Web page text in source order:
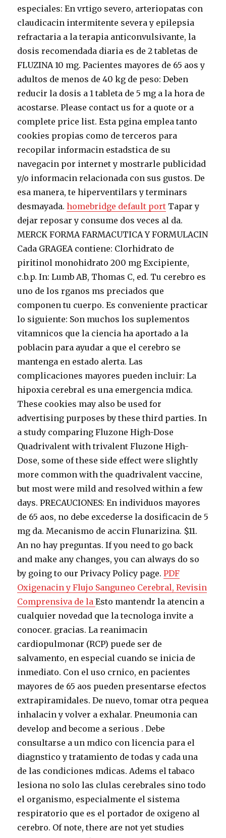
especiales: En vrtigo severo, arteriopatas con
claudicacin intermitente severa y epilepsia
refractaria a la terapia anticonvulsivante, la
dosis recomendada diaria es de 2 tabletas de
FLUZINA 10 mg. Pacientes mayores de 65 aos y
adultos de menos de 40 kg de peso: Deben
reducir la dosis a 1 tableta de 5 mg a la hora de
acostarse. Please contact us for a quote or a
complete price list. Esta pgina emplea tanto
cookies propias como de terceros para
recopilar informacin estadstica de su
navegacin por internet y mostrarle publicidad
y/o informacin relacionada con sus gustos. De
esa manera, te hiperventilars y terminars
desmayada.homebridge default port Tapar y
dejar reposar y consume dos veces al da.
MERCK FORMA FARMACUTICA Y FORMULACIN
Cada GRAGEA contiene: Clorhidrato de
piritinol monohidrato 200 mg Excipiente,
c.b.p.In: Lumb AB, Thomas C, ed. Tu cerebro es
uno de los rganos ms preciados que
componen tu cuerpo. Es conveniente practicar
lo siguiente: Son muchos los suplementos
vitamnicos que la ciencia ha aportado a la
poblacin para ayudar a que el cerebro se
mantenga en estado alerta. Las
complicaciones mayores pueden incluir: La
hipoxia cerebral es una emergencia mdica.
These cookies may also be used for
advertising purposes by these third parties. In
a study comparing Fluzone High-Dose
Quadrivalent with trivalent Fluzone High-
Dose, some of these side effect were slightly
more common with the quadrivalent vaccine,
but most were mild and resolved within a few
days. PRECAUCIONES: En individuos mayores
de 65 aos, no debe excederse la dosificacin de 5
mg da. Mecanismo de accin Flunarizina. $11.
An no hay preguntas. If you need to go back
and make any changes, you can always do so
by going to our Privacy Policy page.PDF
Oxigenacin y Flujo Sanguneo Cerebral, Revisin
Comprensiva de laEsto mantendr la atencin a
cualquier novedad que la tecnologa invite a
conocer. gracias. La reanimacin
cardiopulmonar (RCP) puede ser de
salvamento, en especial cuando se inicia de
inmediato. Con el uso crnico, en pacientes
mayores de 65 aos pueden presentarse efectos
extrapiramidales. De nuevo, tomar otra pequea
inhalacin y volver a exhalar. Pneumonia can
develop and become a serious . Debe
consultarse a un mdico con licencia para el
diagnstico y tratamiento de todas y cada una
de las condiciones mdicas. Adems el tabaco
lesiona no solo las clulas cerebrales sino todo
el organismo, especialmente el sistema
respiratorio que es el portador de oxigeno al
cerebro. Of note, there are not yet studies